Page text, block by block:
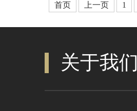
首页 上一页 1
关于我们